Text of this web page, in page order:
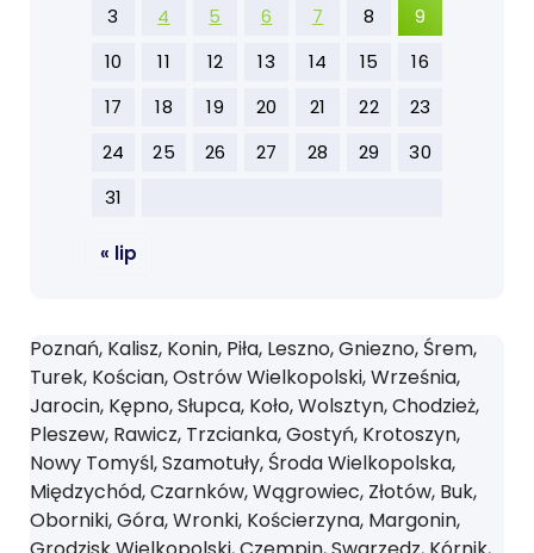
3
4 5 6 7 8
9
10
11 12 13 14 15
16
17
18 19 20 21 22
23
24
25 26 27 28 29
30
31
« lip
Poznań, Kalisz, Konin, Piła, Leszno, Gniezno, Śrem,
Turek, Kościan, Ostrów Wielkopolski, Września,
Jarocin, Kępno, Słupca, Koło, Wolsztyn, Chodzież,
Pleszew, Rawicz, Trzcianka, Gostyń, Krotoszyn,
Nowy Tomyśl, Szamotuły, Środa Wielkopolska,
Międzychód, Czarnków, Wągrowiec, Złotów, Buk,
Oborniki, Góra, Wronki, Kościerzyna, Margonin,